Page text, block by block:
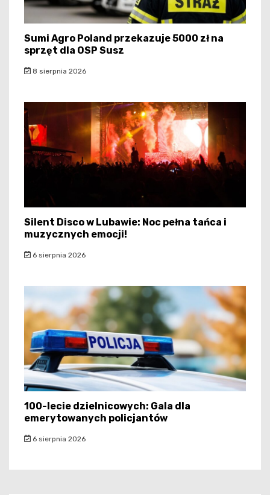
Sumi Agro Poland przekazuje 5000 zł na
sprzęt dla OSP Susz
8 sierpnia 2026
Silent Disco w Lubawie: Noc pełna tańca i
muzycznych emocji!
6 sierpnia 2026
100-lecie dzielnicowych: Gala dla
emerytowanych policjantów
6 sierpnia 2026